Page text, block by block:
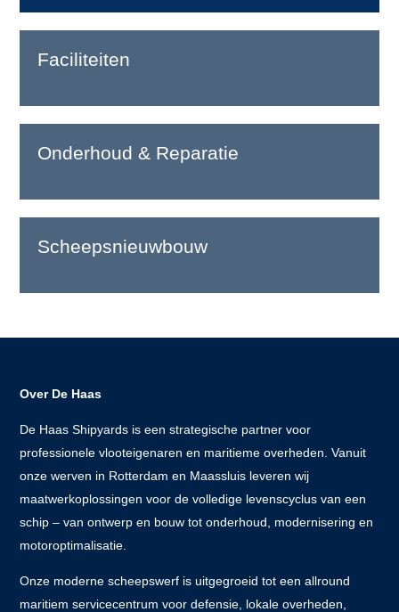
Faciliteiten
Onderhoud & Reparatie
Scheeps­nieuwbouw
Over De Haas
De Haas Shipyards is een strategische partner voor
professionele vlooteigenaren en maritieme overheden. Vanuit
onze werven in Rotterdam en Maassluis leveren wij
maatwerkoplossingen voor de volledige levenscyclus van een
schip – van ontwerp en bouw tot onderhoud, modernisering en
motoroptimalisatie.
Onze moderne scheepswerf is uitgegroeid tot een allround
maritiem servicecentrum voor defensie, lokale overheden,